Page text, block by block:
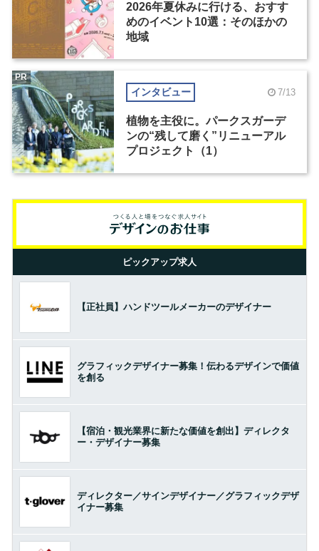
2026年夏休みに行ける、おすす
めのイベント10選：そのほかの
地域
インタビュー 7/13
植物を主役に。パークスガーデ
ンの“残して磨く”リニューアル
プロジェクト（1）
PR
ピックアップ求人
【正社員】ハンドツールメーカーのデザイナー
グラフィックデザイナー募集！伝わるデザインで価値
を創る
【宿泊・観光業界に新たな価値を創出】ディレクタ
ー・デザイナー募集
ディレクター／サインデザイナー／グラフィックデザ
イナー募集